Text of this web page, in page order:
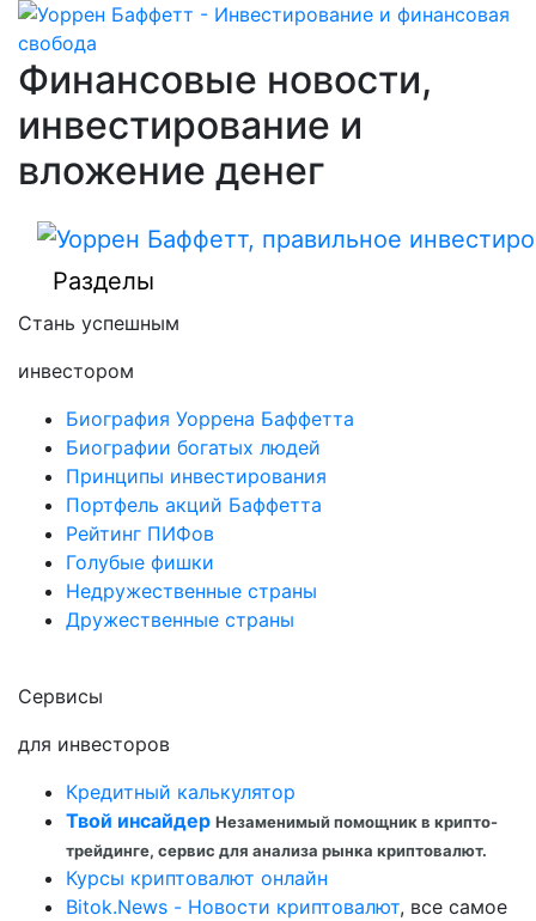
Финансовые новости,
инвестирование и
вложение денег
Разделы
Стань успешным
инвестором
Биография Уоррена Баффетта
Биографии богатых людей
Принципы инвестирования
Портфель акций Баффетта
Рейтинг ПИФов
Голубые фишки
Недружественные страны
Дружественные страны
Сервисы
для инвесторов
Кредитный калькулятор
Твой инсайдер Незаменимый помощник в крипто-
трейдинге, сервис для анализа рынка криптовалют.
Курсы криптовалют онлайн
Bitok.News - Новости криптовалют, все самое